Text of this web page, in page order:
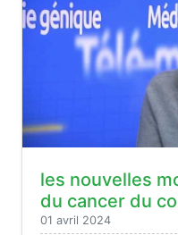
les nouvelles
du cancer du
01 avril 2024